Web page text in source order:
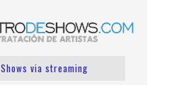
Shows via streaming